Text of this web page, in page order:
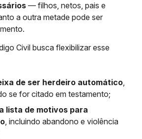
— filhos, netos, pais e
a outra metade pode ser
Civil busca flexibilizar esse
de ser herdeiro automático,
se for citado em testamento;
lista de motivos para
, incluindo abandono e violência